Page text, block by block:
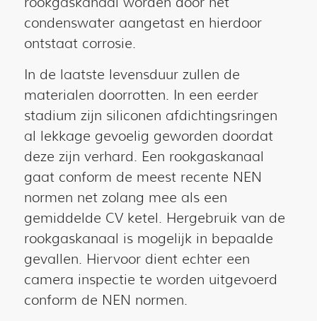
condenswater aangetast en hierdoor
ontstaat corrosie.
In de laatste levensduur zullen de
materialen doorrotten. In een eerder
stadium zijn siliconen afdichtingsringen
al lekkage gevoelig geworden doordat
deze zijn verhard. Een rookgaskanaal
gaat conform de meest recente NEN
normen net zolang mee als een
gemiddelde CV ketel. Hergebruik van de
rookgaskanaal is mogelijk in bepaalde
gevallen. Hiervoor dient echter een
camera inspectie te worden uitgevoerd
conform de NEN normen.